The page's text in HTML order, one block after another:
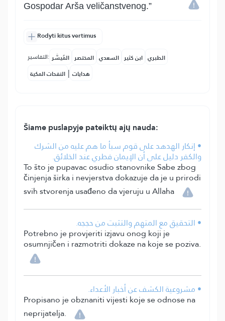
Gospodar Arša veličanstvenog.”
Rodyti kitus vertimus
التفاسير: المُيسَّر المختصر السعدي ابن كثير الطبري
النفحات المكية | هدايات
Šiame puslapyje pateiktų ajų nauda:
• إنكار الهدهد على قوم سبأ ما هم عليه من الشرك
والكفر دليل على أن الإيمان فطري عند الخلائق.
To što je pupavac osudio stanovnike Sabe zbog
činjenja širka i nevjerstva dokazuje da je u prirodi
svih stvorenja usađeno da vjeruju u Allaha
• التحقيق مع المتهم والتثبت من حججه.
Potrebno je provjeriti izjavu onog koji je
osumnjičen i razmotriti dokaze na koje se poziva.
• مشروعية الكشف عن أخبار الأعداء.
Propisano je obznaniti vijesti koje se odnose na
neprijatelja.